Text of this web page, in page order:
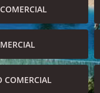
COMERCIAL